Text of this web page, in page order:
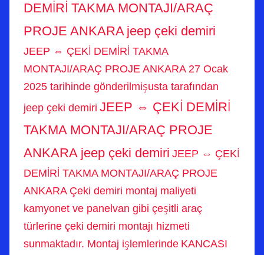
DEMİRİ TAKMA MONTAJI/ARAÇ
PROJE ANKARA jeep çeki demiri
JEEP ⇔ ÇEKİ DEMİRİ TAKMA
MONTAJI/ARAÇ PROJE ANKARA 27 Ocak
2025 tarihinde gönderilmişusta tarafından
jeep çeki demiri JEEP ⇔ ÇEKİ DEMİRİ
TAKMA MONTAJI/ARAÇ PROJE
ANKARA jeep çeki demiri JEEP ⇔ ÇEKİ
DEMİRİ TAKMA MONTAJI/ARAÇ PROJE
ANKARA Çeki demiri montaj maliyeti
kamyonet ve panelvan gibi çeşitli araç
türlerine çeki demiri montajı hizmeti
sunmaktadır. Montaj işlemlerinde KANCASI